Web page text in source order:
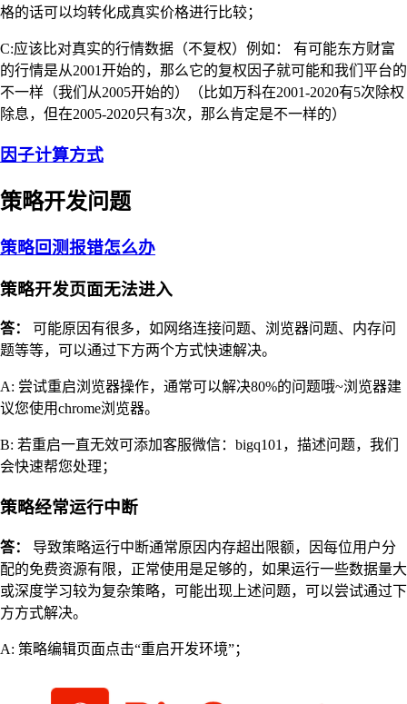
格的话可以均转化成真实价格进行比较；
C:应该比对真实的行情数据（不复权）例如： 有可能东方财富
的行情是从2001开始的，那么它的复权因子就可能和我们平台的
不一样（我们从2005开始的）（比如万科在2001-2020有5次除权
除息，但在2005-2020只有3次，那么肯定是不一样的）
因子计算方式
策略开发问题
策略回测报错怎么办
策略开发页面无法进入
答：
可能原因有很多，如网络连接问题、浏览器问题、内存问
题等等，可以通过下方两个方式快速解决。
A: 尝试重启浏览器操作，通常可以解决80%的问题哦~浏览器建
议您使用chrome浏览器。
B: 若重启一直无效可添加客服微信：bigq101，描述问题，我们
会快速帮您处理；
策略经常运行中断
答：
导致策略运行中断通常原因内存超出限额，因每位用户分
配的免费资源有限，正常使用是足够的，如果运行一些数据量大
或深度学习较为复杂策略，可能出现上述问题，可以尝试通过下
方方式解决。
A: 策略编辑页面点击“重启开发环境”；